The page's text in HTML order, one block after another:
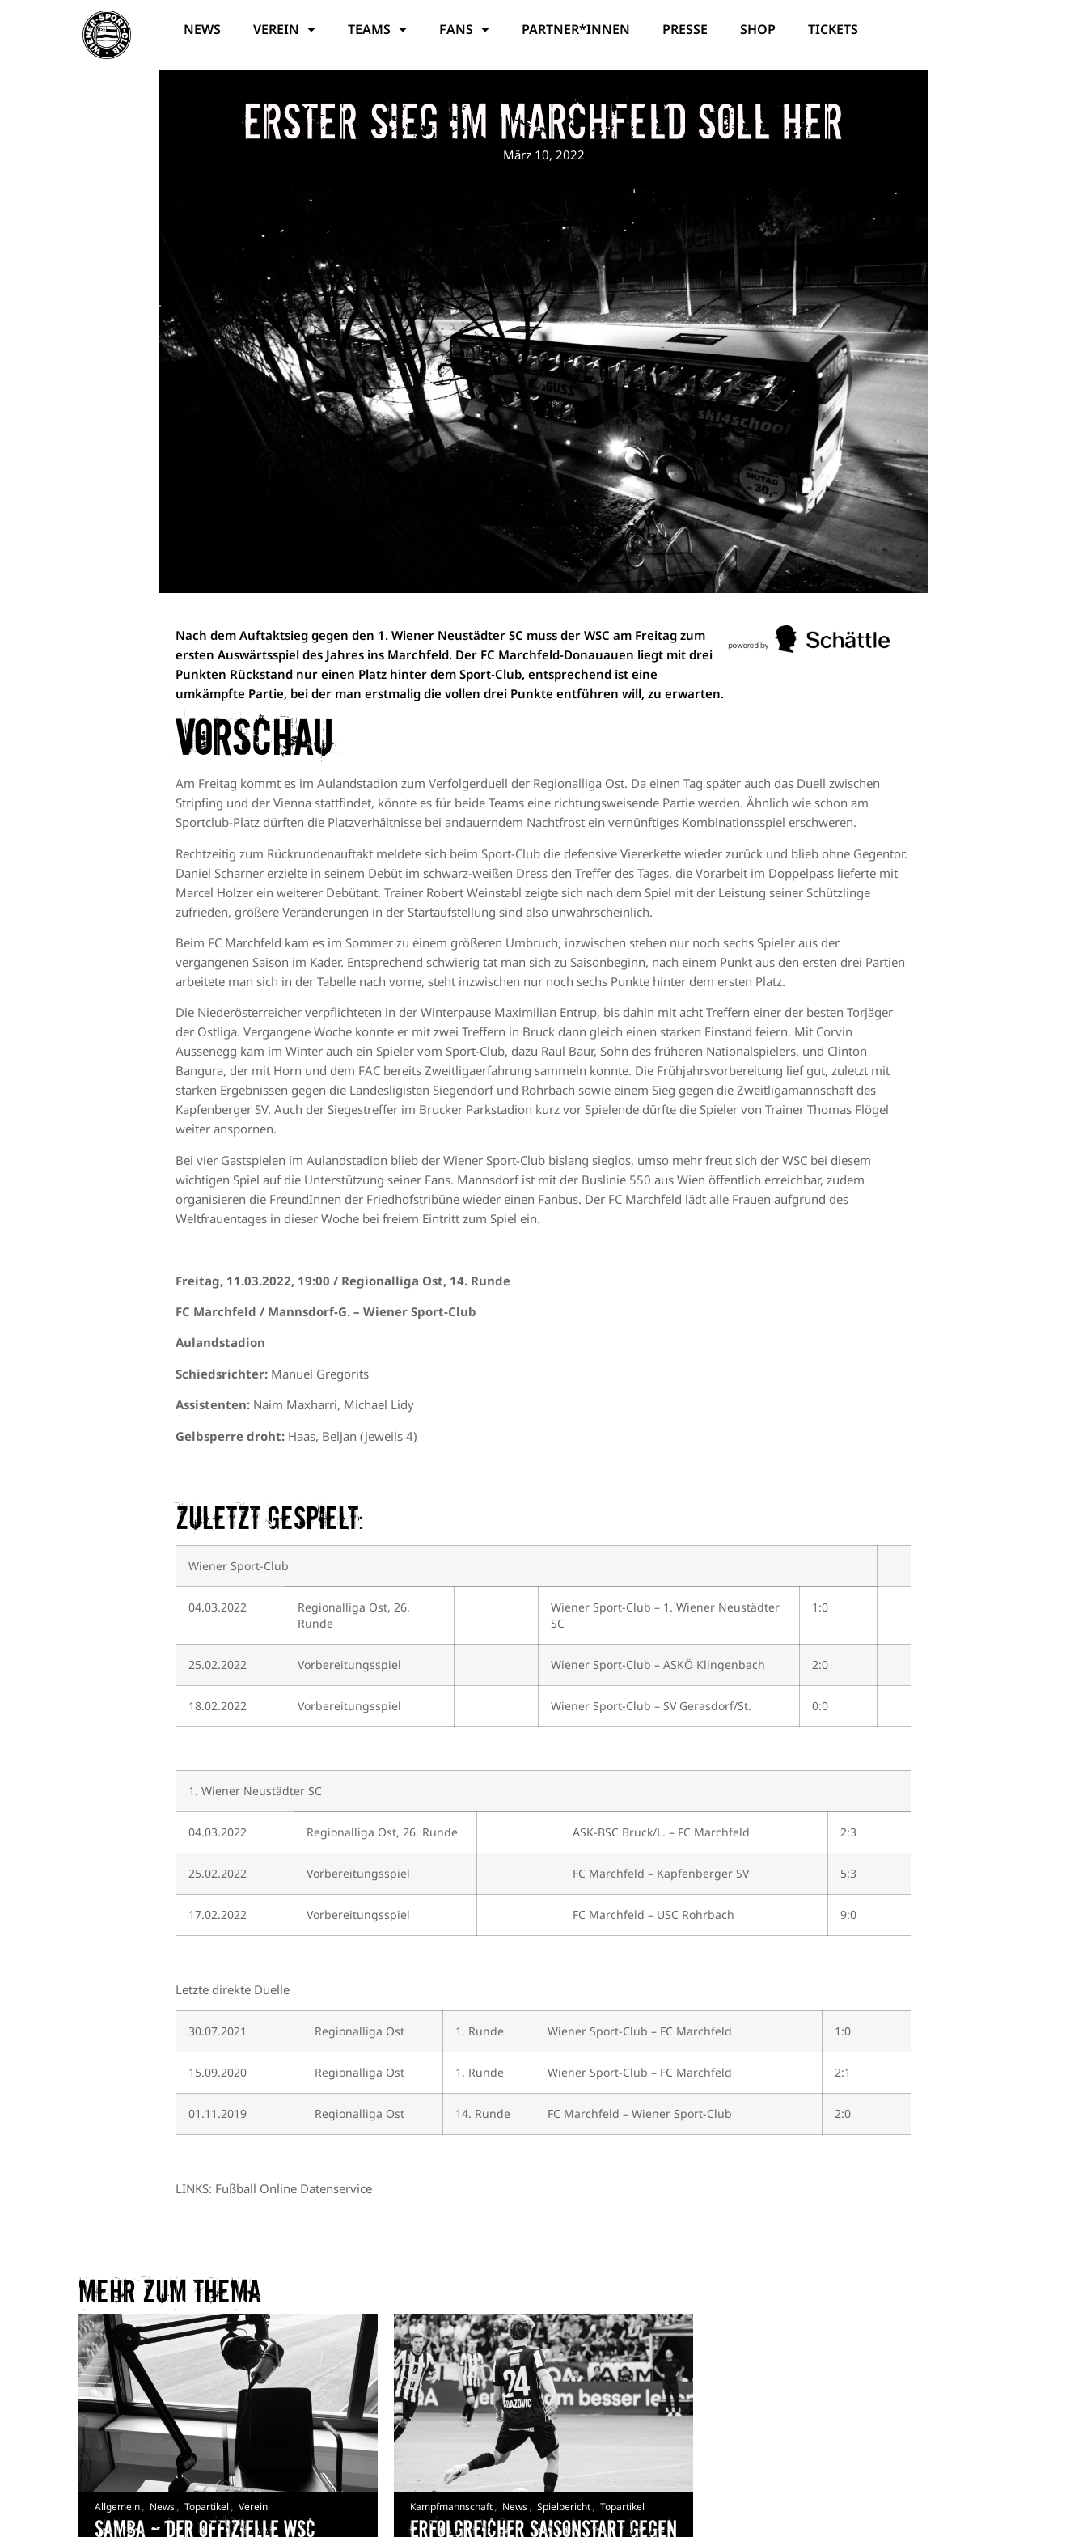
NEWS VEREIN TEAMS FANS PARTNER*INNEN PRESSE SHOP TICKETS
Erster Sieg im Marchfeld soll her
März 10, 2022
Nach dem Auftaktsieg gegen den 1. Wiener Neustädter SC muss der WSC am Freitag zum
ersten Auswärtsspiel des Jahres ins Marchfeld. Der FC Marchfeld-Donauauen liegt mit drei
Punkten Rückstand nur einen Platz hinter dem Sport-Club, entsprechend ist eine
umkämpfte Partie, bei der man erstmalig die vollen drei Punkte entführen will, zu erwarten.
VORSCHAU
Am Freitag kommt es im Aulandstadion zum Verfolgerduell der Regionalliga Ost. Da einen Tag später auch das Duell zwischen
Stripfing und der Vienna stattfindet, könnte es für beide Teams eine richtungsweisende Partie werden. Ähnlich wie schon am
Sportclub-Platz dürften die Platzverhältnisse bei andauerndem Nachtfrost ein vernünftiges Kombinationsspiel erschweren.
Rechtzeitig zum Rückrundenauftakt meldete sich beim Sport-Club die defensive Viererkette wieder zurück und blieb ohne Gegentor.
Daniel Scharner erzielte in seinem Debüt im schwarz-weißen Dress den Treffer des Tages, die Vorarbeit im Doppelpass lieferte mit
Marcel Holzer ein weiterer Debütant. Trainer Robert Weinstabl zeigte sich nach dem Spiel mit der Leistung seiner Schützlinge
zufrieden, größere Veränderungen in der Startaufstellung sind also unwahrscheinlich.
Beim FC Marchfeld kam es im Sommer zu einem größeren Umbruch, inzwischen stehen nur noch sechs Spieler aus der
vergangenen Saison im Kader. Entsprechend schwierig tat man sich zu Saisonbeginn, nach einem Punkt aus den ersten drei Partien
arbeitete man sich in der Tabelle nach vorne, steht inzwischen nur noch sechs Punkte hinter dem ersten Platz.
Die Niederösterreicher verpflichteten in der Winterpause Maximilian Entrup, bis dahin mit acht Treffern einer der besten Torjäger
der Ostliga. Vergangene Woche konnte er mit zwei Treffern in Bruck dann gleich einen starken Einstand feiern. Mit Corvin
Aussenegg kam im Winter auch ein Spieler vom Sport-Club, dazu Raul Baur, Sohn des früheren Nationalspielers, und Clinton
Bangura, der mit Horn und dem FAC bereits Zweitligaerfahrung sammeln konnte. Die Frühjahrsvorbereitung lief gut, zuletzt mit
starken Ergebnissen gegen die Landesligisten Siegendorf und Rohrbach sowie einem Sieg gegen die Zweitligamannschaft des
Kapfenberger SV. Auch der Siegestreffer im Brucker Parkstadion kurz vor Spielende dürfte die Spieler von Trainer Thomas Flögel
weiter anspornen.
Bei vier Gastspielen im Aulandstadion blieb der Wiener Sport-Club bislang sieglos, umso mehr freut sich der WSC bei diesem
wichtigen Spiel auf die Unterstützung seiner Fans. Mannsdorf ist mit der Buslinie 550 aus Wien öffentlich erreichbar, zudem
organisieren die FreundInnen der Friedhofstribüne wieder einen Fanbus. Der FC Marchfeld lädt alle Frauen aufgrund des
Weltfrauentages in dieser Woche bei freiem Eintritt zum Spiel ein.
Freitag, 11.03.2022, 19:00 / Regionalliga Ost, 14. Runde
FC Marchfeld / Mannsdorf-G. – Wiener Sport-Club
Aulandstadion
Schiedsrichter: Manuel Gregorits
Assistenten: Naim Maxharri, Michael Lidy
Gelbsperre droht: Haas, Beljan (jeweils 4)
Zuletzt gespielt:
Wiener Sport-Club
04.03.2022
Regionalliga Ost, 26.
Runde
Wiener Sport-Club – 1. Wiener Neustädter
SC
1:0
25.02.2022 Vorbereitungsspiel Wiener Sport-Club – ASKÖ Klingenbach 2:0
18.02.2022 Vorbereitungsspiel Wiener Sport-Club – SV Gerasdorf/St. 0:0
1. Wiener Neustädter SC
04.03.2022 Regionalliga Ost, 26. Runde ASK-BSC Bruck/L. – FC Marchfeld 2:3
25.02.2022 Vorbereitungsspiel FC Marchfeld – Kapfenberger SV 5:3
17.02.2022 Vorbereitungsspiel FC Marchfeld – USC Rohrbach 9:0
Letzte direkte Duelle
30.07.2021 Regionalliga Ost 1. Runde Wiener Sport-Club – FC Marchfeld 1:0
15.09.2020 Regionalliga Ost 1. Runde Wiener Sport-Club – FC Marchfeld 2:1
01.11.2019 Regionalliga Ost 14. Runde FC Marchfeld – Wiener Sport-Club 2:0
LINKS: Fußball Online Datenservice
Mehr zum Thema​
Allgemein, News, Topartikel , Verein
Samba — Der offizielle WSC
Kampfmannschaft, News, Spielbericht, Topartikel
Erfolgreicher Saisonstart gegen